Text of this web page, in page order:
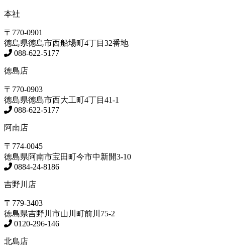
本社
〒770-0901
徳島県徳島市西船場町4丁目32番地
088-622-5177
徳島店
〒770-0903
徳島県徳島市西大工町4丁目41-1
088-622-5177
阿南店
〒774-0045
徳島県阿南市宝田町今市中新開3-10
0884-24-8186
吉野川店
〒779-3403
徳島県吉野川市山川町前川75-2
0120-296-146
北島店